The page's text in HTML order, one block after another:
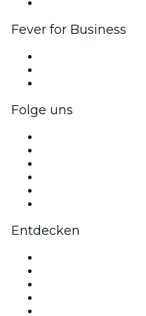
Fever for Business
Folge uns
Entdecken